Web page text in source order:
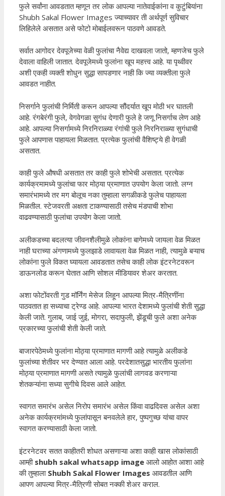
फुले सर्वांना आवडतात म्हणून तर लोक आपल्या नातेवाईकांना व कुटुंबियांना
Shubh Sakal Flower Images ज्याच्यावर ती अर्थपूर्ण सुविचार
लिहिलेले असतात असे फोटो मोबाईलवरून पाठवणे आवडते.
सर्वात आगोदर देवपूजेच्या वेळी फुलांचा नैवेद्य दाखवला जातो, म्हणजेच फुले
देवाला वाहिली जातात. देवपूजेमध्ये फुलांना खूप महत्त्व आहे. या पृथ्वीवर
अशी एकही व्यक्ती शोधुन सुद्धा सापडणार नाही कि ज्या व्यक्तीला फुले
आवडत नाहीत.
निसर्गाने फुलांची निर्मिती करून आपल्या सौंदर्यात खूप मोठी भर घातली
आहे. रंगबेरंगी फुले, वेगवेगळा सुगंध देणारी फुले हे जणू निसर्गाच लेण आहे
आहे. आपल्या निसर्गामध्ये निरनिराळ्या रंगांची फुले निरनिराळ्या सुगंधाची
फुले आपणास पाहायला मिळतात. प्रत्येक फुलांची वैशिष्ट्ये ही वेगळी
असतात.
काही फुले औषधी असतात तर काही फुले शोभेची असतात. प्रत्येक
कार्यक्रमामध्ये फुलांचा फार मोठ्या प्रमाणात उपयोग केला जातो. लग्न
समारंभामध्ये तर मग बोलूच नका तुम्हाला सगळीकडे फुलेच पाहायला
मिळतील. स्टेजवरती अक्षता टाकण्यासाठी तसेच मंडपाची शोभा
वाढवण्यासाठी फुलांचा उपयोग केला जातो.
अलीकडच्या बदलत्या जीवनशैलीमुळे लोकांना बागेमध्ये जायला वेळ मिळत
नाही घराच्या अंगणामध्ये फुलझाडे लावायला वेळ मिळत नाही, त्यामुळे बऱ्याच
लोकांना फुले विकत घ्यायला आवडतात तसेच काही लोक इंटरनेटवरून
डाऊनलोड करून घेतात आणि सोशल मीडियावर शेअर करतात.
अशा फोटोंवरती गुड मॉर्निंग मेसेज लिहून आपल्या मित्र-मैत्रिणींना
पाठवतात हा सध्याचा ट्रेण्ड आहे. आपल्या भारत देशामध्ये फुलांची शेती सुद्धा
केली जाते. गुलाब, जाई जुई, मोगरा, सदाफुली, झेंडूची फुले अशा अनेक
प्रकारच्या फुलांची शेती केली जाते.
बाजारपेठेमध्ये फुलांना मोठ्या प्रमाणात मागणी आहे त्यामुळे अलीकडे
फुलांच्या शेतीवर भर देण्यात आला आहे. परदेशातसुद्धा भारतीय फुलांना
मोठ्या प्रमाणात मागणी असते त्यामुळे फुलांची लागवड करणाऱ्या
शेतकऱ्यांना सध्या सुगीचे दिवस आले आहेत.
स्वागत समारंभ असेल निरोप समारंभ असेल किंवा वाढदिवस असेल अशा
अनेक कार्यक्रमांमध्ये फुलांपासून बनवलेले हार, पुष्पगुच्छ यांचा वापर
स्वागत करण्यासाठी केला जातो.
इंटरनेटवर सतत काहीतरी शोधत असणाऱ्या अशा काही खास लोकांसाठी
आम्ही shubh sakal whatsapp image आलो आहोत आशा आहे
की तुम्हाला Shubh Sakal Flower Images आवडतील आणि
आपण आपल्या मित्र-मैत्रिणी सोबत नक्की शेअर कराल.